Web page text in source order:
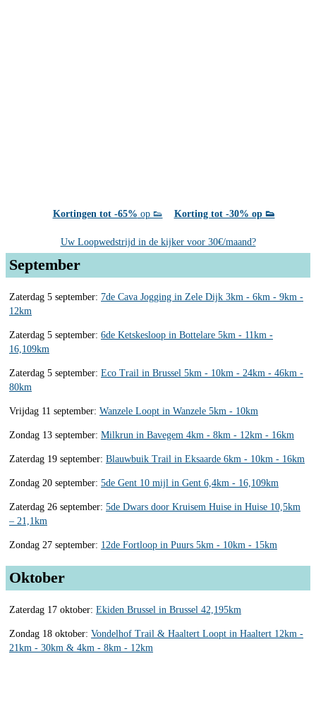
Kortingen tot -65% op 👟 Korting tot -30% op 👟
Uw Loopwedstrijd in de kijker voor 30€/maand?
September
Zaterdag 5 september: 7de Cava Jogging in Zele Dijk 3km - 6km - 9km -
12km
Zaterdag 5 september: 6de Ketskesloop in Bottelare 5km - 11km -
16,109km
Zaterdag 5 september: Eco Trail in Brussel 5km - 10km - 24km - 46km -
80km
Vrijdag 11 september: Wanzele Loopt in Wanzele 5km - 10km
Zondag 13 september: Milkrun in Bavegem 4km - 8km - 12km - 16km
Zaterdag 19 september: Blauwbuik Trail in Eksaarde 6km - 10km - 16km
Zondag 20 september: 5de Gent 10 mijl in Gent 6,4km - 16,109km
Zaterdag 26 september: 5de Dwars door Kruisem Huise in Huise 10,5km
– 21,1km
Zondag 27 september: 12de Fortloop in Puurs 5km - 10km - 15km
Oktober
Zaterdag 17 oktober: Ekiden Brussel in Brussel 42,195km
Zondag 18 oktober: Vondelhof Trail & Haaltert Loopt in Haaltert 12km -
21km - 30km & 4km - 8km - 12km